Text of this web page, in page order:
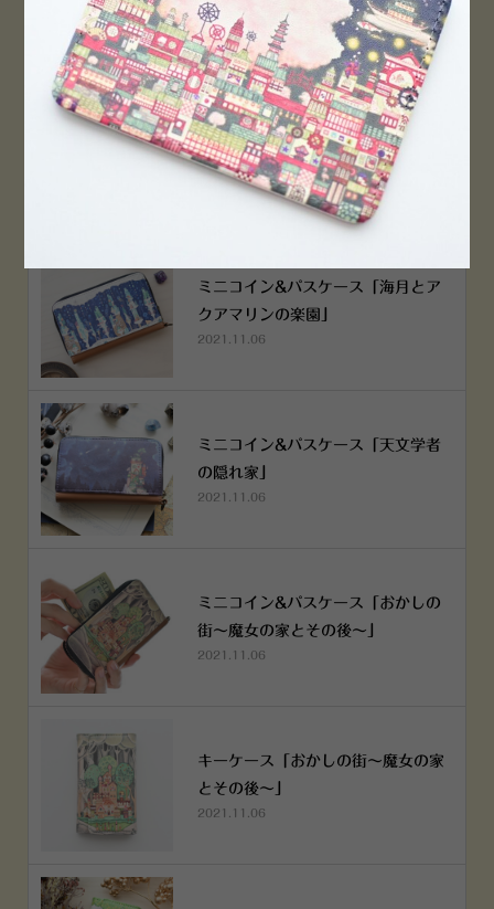
2022.12.05
空想街雑貨店《吉祥寺本店》４月２
５日OPEN!
2022.03.29
ミニコイン&パスケース「海月とア
クアマリンの楽園」
2021.11.06
ミニコイン&パスケース「天文学者
の隠れ家」
2021.11.06
ミニコイン&パスケース「おかしの
街～魔女の家とその後～」
2021.11.06
キーケース「おかしの街～魔女の家
とその後～」
2021.11.06